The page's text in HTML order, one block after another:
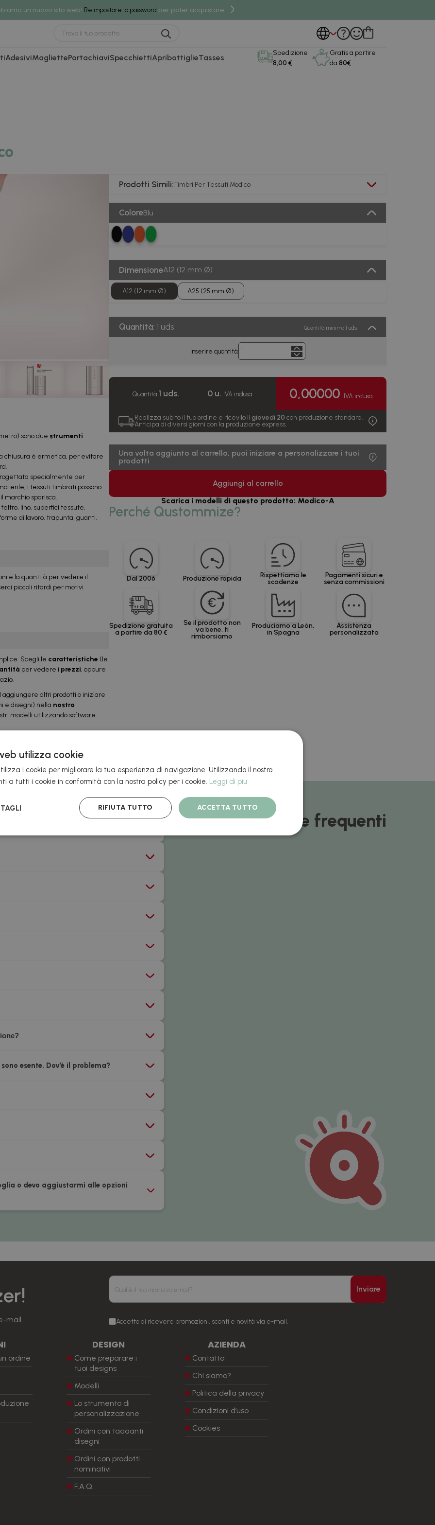
un nuovo sito web! Reimpostare la password per poter acquistare.
AdesiviMagliettePortachiaviSpecchiettiApribottiglieTasses
Spedizione
8,00 €
Gratis a partire
da80€
sono due strumenti
chiusura é ermetica, per evitare
specialmente per
i tessuti timbrati possono
marchio sparisca.
lino, superfici tessute,
di lavoro, trapunta, guanti,
e la quantità per vedere il
piccoli ritardi per motivi
Scegli le caratteristiche (le
per vedere i prezzi, oppure
aggiungere altri prodotti o iniziare
e disegni) nella nostra
modelli utilizzando software
le quantità per ciascuno
reale e sarà sempre quello
Prodotti Simili:Timbri Per Tessuti Modico
ColoreBlu
DimensioneA12 (12 mm Ø)
A12 (12 mm Ø) A25 (25 mm Ø)
Quantità: 1 uds. Quantità minima 1 uds.
Inserire quantità:
Quantità 1 uds. 0 u. IVA inclusa 0,00000 IVA inclusa
Realizza subito il tuo ordine e ricevilo ilgiovedì 20 con produzione standard.
Anticipa di diversi giorni con la produzione express.
Una volta aggiunto al carrello, puoi iniziare a personalizzare i tuoi
prodotti
Aggiungi al carrello
Scarica i modelli di questo prodotto: Modico-A
Perché Qustommize?
Dal 2006 Produzione rapida
Rispettiamo le
scadenze
Pagamenti sicuri e
senza commissioni
Spedizione gratuita
a partire da 80 €
Se il prodotto non
va bene, ti
rimborsiamo
Produciamo a León,
in Spagna
Assistenza
personalizzata
esente. Dov’è il problema?
o devo aggiustarmi alle opzioni
Domande frequenti
mail.
Inviare
Accetto di ricevere promozioni, sconti e novità via e-mail.
ordine
DESIGN
Come preparare i
tuoi designs
Modelli
Lo strumento di
personalizzazione
Ordini con taaaanti
disegni
Ordini con prodotti
nominativi
F.A.Q.
AZIENDA
Contatto
Chi siamo?
Politica della privacy
Condizioni d’uso
Cookies
utilizza cookie
i cookie per migliorare la tua esperienza di navigazione. Utilizzando il nostro
a tutti i cookie in conformità con la nostra policy per i cookie. Leggi di più
ACCETTA TUTTO
RIFIUTA TUTTO